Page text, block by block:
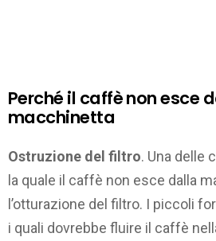
Perché il caffè non esce
macchinetta
Ostruzione del filtro. Una delle
la quale il caffè non esce dalla
l’otturazione del filtro. I piccoli
i quali dovrebbe fluire il caffè